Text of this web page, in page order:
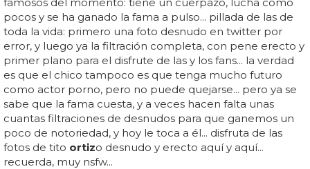
pocos y se ha ganado la fama a pulso... pillada de las de
toda la vida: primero una foto desnudo en twitter por
error, y luego ya la filtración completa, con pene erecto y
primer plano para el disfrute de las y los fans... la verdad
es que el chico tampoco es que tenga mucho futuro
como actor porno, pero no puede quejarse... pero ya se
sabe que la fama cuesta, y a veces hacen falta unas
cuantas filtraciones de desnudos para que ganemos un
poco de notoriedad, y hoy le toca a él... disfruta de las
fotos de tito ortizo desnudo y erecto aquí y aquí...
recuerda, muy nsfw...